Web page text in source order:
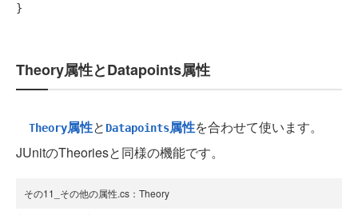
}
Theory属性とDatapoints属性
Theory属性と Datapoints属性を合わせて使います。
JUnitのTheoriesと同様の機能です。
その11_その他の属性.cs：Theory